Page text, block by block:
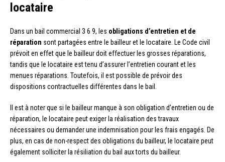
locataire
Dans un bail commercial 3 6 9, les obligations d’entretien et de
réparation sont partagées entre le bailleur et le locataire. Le Code civil
prévoit en effet que le bailleur doit effectuer les grosses réparations,
tandis que le locataire est tenu d’assurer l’entretien courant et les
menues réparations. Toutefois, il est possible de prévoir des
dispositions contractuelles différentes dans le bail.
Il est à noter que si le bailleur manque à son obligation d’entretien ou de
réparation, le locataire peut exiger la réalisation des travaux
nécessaires ou demander une indemnisation pour les frais engagés. De
plus, en cas de non-respect des obligations du bailleur, le locataire peut
également solliciter la résiliation du bail aux torts du bailleur.